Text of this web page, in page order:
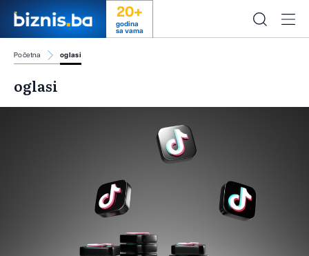
20+
godina
sa vama
Početna oglasi
oglasi